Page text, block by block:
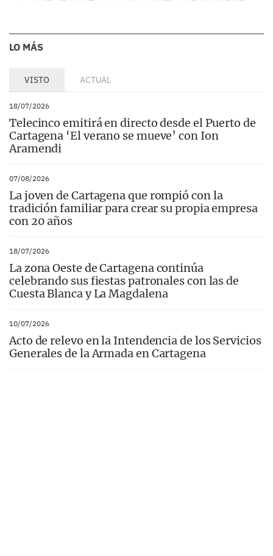
LO MÁS
VISTO ACTUAL
18/07/2026
Telecinco emitirá en directo desde el Puerto de
Cartagena ‘El verano se mueve’ con Ion
Aramendi
07/08/2026
La joven de Cartagena que rompió con la
tradición familiar para crear su propia empresa
con 20 años
18/07/2026
La zona Oeste de Cartagena continúa
celebrando sus fiestas patronales con las de
Cuesta Blanca y La Magdalena
10/07/2026
Acto de relevo en la Intendencia de los Servicios
Generales de la Armada en Cartagena